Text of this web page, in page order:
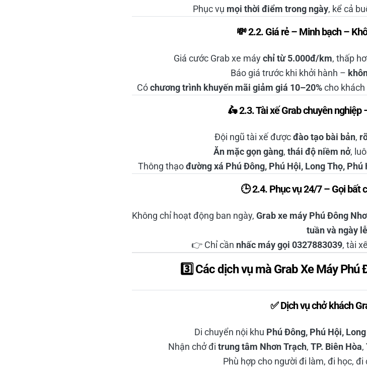
Phục vụ mọi thời điểm trong ngày, kể cả
💸 2.2. Giá rẻ – Minh bạch –
Giá cước Grab xe máychỉ từ 5.000đ/km, thấp
Báo giá trước khi khởi hành –
Cóchương trình khuyến mãi giảm giá 10–20%cho
🛵 2.3. Tài xế Grab chuyên
Đội ngũ tài xế đượcđào tạo bài bản,
Ăn mặc gọn gàng, thái độ niềm nở,
Thông thạođường xá Phú Đông, Phú Hội, Long Thọ, Phú
🕒 2.4. Phục vụ 24/7 – Gọi bất
Không chỉ hoạt động ban ngày, Grab xe máy Phú Đông
tuần và ngày
👉 Chỉ cần nhấc máy gọi 0327883039, tài
3️⃣ Các dịch vụ mà Grab Xe Máy
✅ Dịch vụ chở khách
Di chuyển nội khu Phú Đông, Phú Hội,
Nhận chở đi trung tâm Nhơn Trạch, TP. Biên Hòa,
Phù hợp cho người đi làm, đi học,